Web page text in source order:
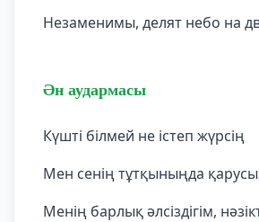
Незаменимы, делят небо на
Ән аудармасы
Күшті білмей не істеп жүрсің
Мен сенің тұтқыныңда
Менің барлық әлсіздігім,